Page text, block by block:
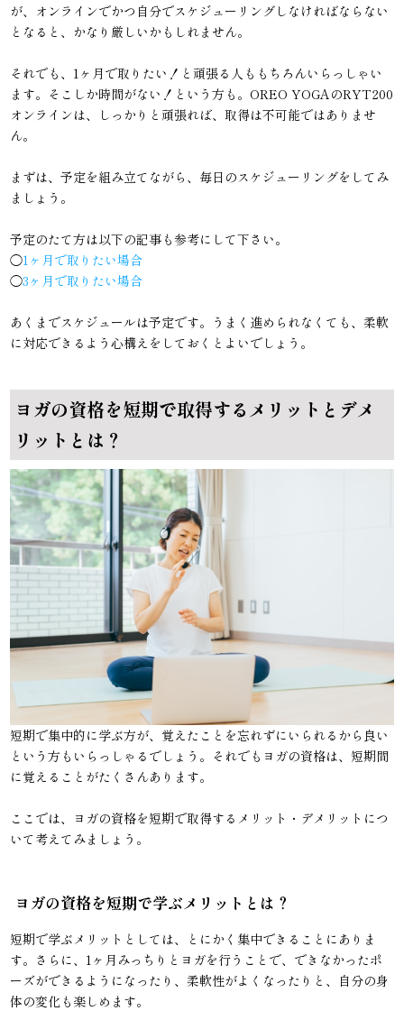
が、オンラインでかつ自分でスケジューリングしなければならない
となると、かなり厳しいかもしれません。
それでも、1ヶ月で取りたい！と頑張る人ももちろんいらっしゃい
ます。そこしか時間がない！という方も。OREO YOGAのRYT200
オンラインは、しっかりと頑張れば、取得は不可能ではありませ
ん。
まずは、予定を組み立てながら、毎日のスケジューリングをしてみ
ましょう。
予定のたて方は以下の記事も参考にして下さい。
◯1ヶ月で取りたい場合
◯3ヶ月で取りたい場合
あくまでスケジュールは予定です。うまく進められなくても、柔軟
に対応できるよう心構えをしておくとよいでしょう。
ヨガの資格を短期で取得するメリットとデメ
リットとは？
短期で集中的に学ぶ方が、覚えたことを忘れずにいられるから良い
という方もいらっしゃるでしょう。それでもヨガの資格は、短期間
に覚えることがたくさんあります。
ここでは、ヨガの資格を短期で取得するメリット・デメリットにつ
いて考えてみましょう。
ヨガの資格を短期で学ぶメリットとは？
短期で学ぶメリットとしては、とにかく集中できることにありま
す。さらに、1ヶ月みっちりとヨガを行うことで、できなかったポ
ーズができるようになったり、柔軟性がよくなったりと、自分の身
体の変化も楽しめます。